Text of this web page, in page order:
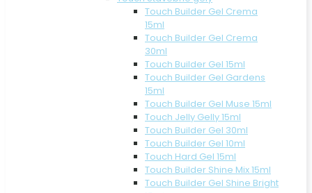
Touch Builder Gel Crema
15ml
Touch Builder Gel Crema
30ml
Touch Builder Gel 15ml
Touch Builder Gel Gardens
15ml
Touch Builder Gel Muse 15ml
Touch Jelly Gelly 15ml
Touch Builder Gel 30ml
Touch Builder Gel 10ml
Touch Hard Gel 15ml
Touch Builder Shine Mix 15ml
Touch Builder Gel Shine Bright